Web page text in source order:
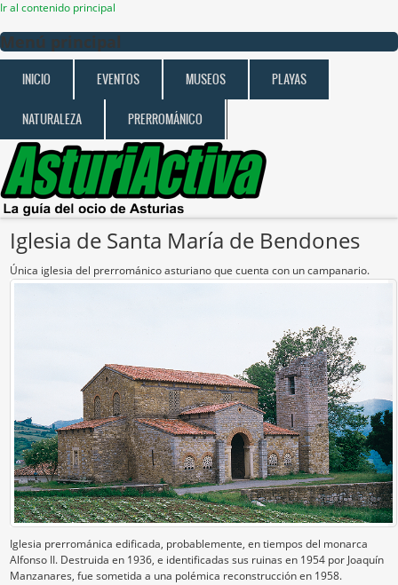
Ir al contenido principal
Menú principal
INICIO EVENTOS MUSEOS PLAYAS
NATURALEZA PRERROMÁNICO
Iglesia de Santa María de Bendones
Única iglesia del prerrománico asturiano que cuenta con un campanario.
Iglesia prerrománica edificada, probablemente, en tiempos del monarca
Alfonso II. Destruida en 1936, e identificadas sus ruinas en 1954 por Joaquín
Manzanares, fue sometida a una polémica reconstrucción en 1958.